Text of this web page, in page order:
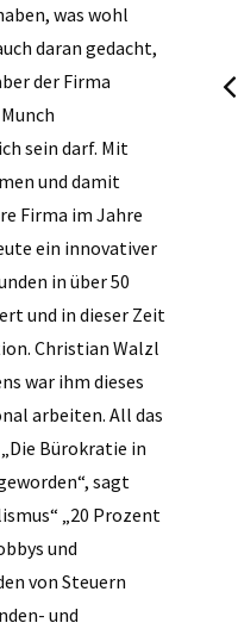
was wohl
daran gedacht,
der Firma
sein darf. Mit
und damit
Firma im Jahre
ein innovativer
in über 50
und in dieser Zeit
Christian Walzl
war ihm dieses
arbeiten. All das
Bürokratie in
sagt
„20 Prozent
und
von Steuern
und